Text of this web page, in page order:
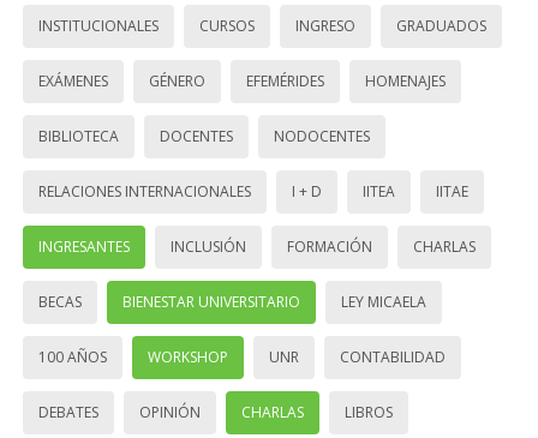
INSTITUCIONALES CURSOS INGRESO GRADUADOS
EXÁMENES GÉNERO EFEMÉRIDES HOMENAJES
BIBLIOTECA DOCENTES NODOCENTES
RELACIONES INTERNACIONALES I + D IITEA IITAE
INGRESANTES INCLUSIÓN FORMACIÓN CHARLAS
BECAS BIENESTAR UNIVERSITARIO LEY MICAELA
100 AÑOS WORKSHOP UNR CONTABILIDAD
DEBATES OPINIÓN CHARLAS LIBROS